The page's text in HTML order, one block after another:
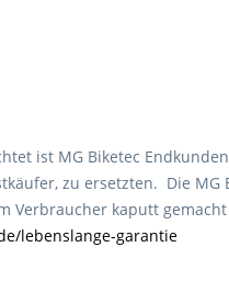
ist MG Biketec
zu ersetzten. Die MG
Verbraucher kaputt
lebenslange-garantie